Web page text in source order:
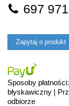
697
Zapytaj o produkt
Sposoby
błyskawiczny |
odbiorze